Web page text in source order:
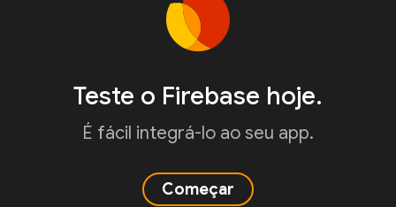
Teste o Firebase hoje.
É fácil integrá-lo ao seu app.
Começar